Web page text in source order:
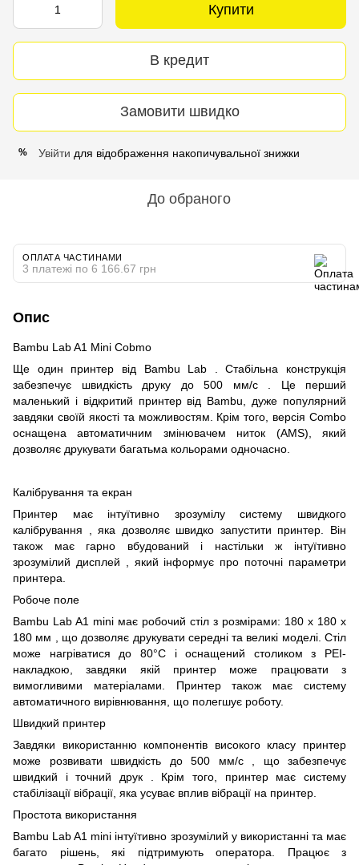
Купити
В кредит
Замовити швидко
% Увійти для відображення накопичувальної знижки
До обраного
ОПЛАТА ЧАСТИНАМИ
3 платежі по 6 166.67 грн
Опис
Bambu Lab A1 Mini Cobmo
Ще один принтер від Bambu Lab . Стабільна конструкція
забезпечує швидкість друку до 500 мм/с . Це перший
маленький і відкритий принтер від Bambu, дуже популярний
завдяки своїй якості та можливостям. Крім того, версія Combo
оснащена автоматичним змінювачем ниток (AMS), який
дозволяє друкувати багатьма кольорами одночасно.
Калібрування та екран
Принтер має інтуїтивно зрозумілу систему швидкого
калібрування , яка дозволяє швидко запустити принтер. Він
також має гарно вбудований і настільки ж інтуїтивно
зрозумілий дисплей , який інформує про поточні параметри
принтера.
Робоче поле
Bambu Lab A1 mini має робочий стіл з розмірами: 180 x 180 x
180 мм , що дозволяє друкувати середні та великі моделі. Стіл
може нагріватися до 80°C і оснащений столиком з PEI-
накладкою, завдяки якій принтер може працювати з
вимогливими матеріалами. Принтер також має систему
автоматичного вирівнювання, що полегшує роботу.
Швидкий принтер
Завдяки використанню компонентів високого класу принтер
може розвивати швидкість до 500 мм/с , що забезпечує
швидкий і точний друк . Крім того, принтер має систему
стабілізації вібрації, яка усуває вплив вібрації на принтер.
Простота використання
Bambu Lab A1 mini інтуїтивно зрозумілий у використанні та має
багато рішень, які підтримують оператора. Працює з